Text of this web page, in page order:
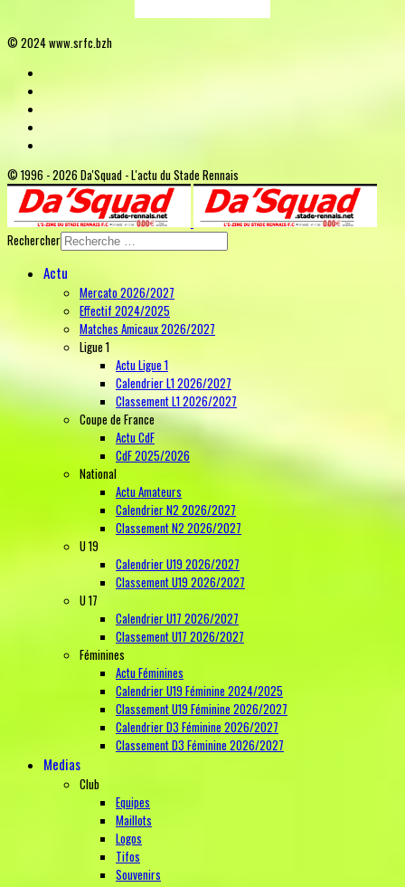
© 2024 www.srfc.bzh
© 1996 - 2026 Da'Squad - L'actu du Stade Rennais
Rechercher
Actu
Mercato 2026/2027
Effectif 2024/2025
Matches Amicaux 2026/2027
Ligue 1
Actu Ligue 1
Calendrier L1 2026/2027
Classement L1 2026/2027
Coupe de France
Actu CdF
CdF 2025/2026
National
Actu Amateurs
Calendrier N2 2026/2027
Classement N2 2026/2027
U 19
Calendrier U19 2026/2027
Classement U19 2026/2027
U 17
Calendrier U17 2026/2027
Classement U17 2026/2027
Féminines
Actu Féminines
Calendrier U19 Féminine 2024/2025
Classement U19 Féminine 2026/2027
Calendrier D3 Féminine 2026/2027
Classement D3 Féminine 2026/2027
Medias
Club
Equipes
Maillots
Logos
Tifos
Souvenirs